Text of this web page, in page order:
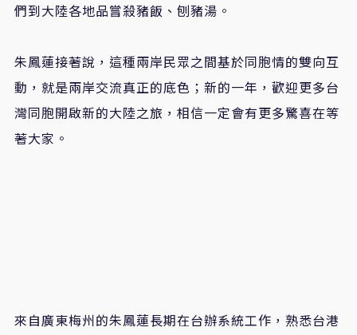
們到大陸各地品嘗殺豬飯、刨豬湯。
朱鳳蓮接著說，這種兩岸民眾之間基於同胞情的雙向互
動，就是兩岸交流真正的底色；新的一年，歡迎更多台
灣同胞開啟新的大陸之旅，相信一定會有更多驚喜在等
著大家。
來自廣東梅州的朱鳳蓮長期在台辦系統工作，熟悉台港